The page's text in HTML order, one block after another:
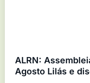
ALRN:
Agosto Lilás e